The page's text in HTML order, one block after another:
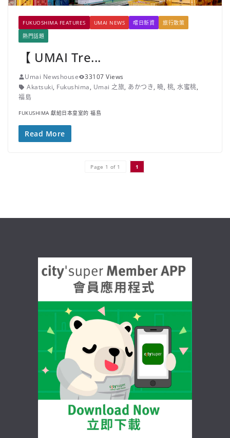
FUKUOSHIMA FEATURES UMAI NEWS 嚐日新資
旅行散策
熱門話題
【 UMAI Tre...
Umai Newshouse
33107 Views
Akatsuki, Fukushima, Umai 之旅, あかつき, 曉, 桃, 水蜜桃,
福島
FUKUSHIMA 獻給日本皇室的 福島
Read More
Page 1 of 1 1